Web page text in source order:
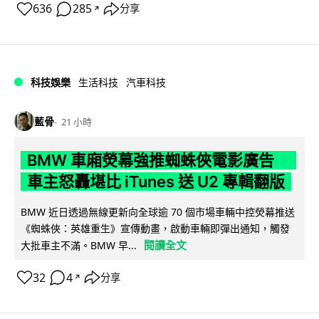
636 285 ↗ 分享
科技娛樂 生活科技 汽車科技
藍骨 21 小時
BMW 車廂熒幕強推蜘蛛俠電影廣告
車主怒轟堪比 iTunes 送 U2 專輯翻版
BMW 近日透過無線更新向全球逾 70 個市場車輛中控熒幕推送
《蜘蛛俠：英雄重生》宣傳動畫，啟動車輛即彈出通知，觸發
大批車主不滿。BMW 早...
閱讀全文
32 4 ↗ 分享